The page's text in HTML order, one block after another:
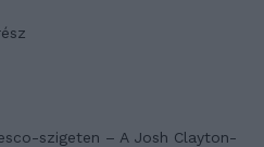
szigeten – A Josh Clayton-